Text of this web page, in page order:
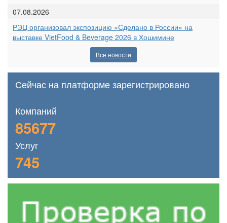
07.08.2026
РЭЦ организовал экспозицию «Сделано в России» на
выставке VietFood & Beverage 2026 в Хошимине
Все новости
Сейчас на платформе зарегистрировано
Компаний
85677
Услуг
745